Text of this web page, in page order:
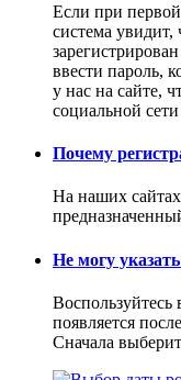
Если при
система
ввести пароль,
у нас на сайте,
социальной
Почему
На наших сайтах
Не могу
появляется
Сначала